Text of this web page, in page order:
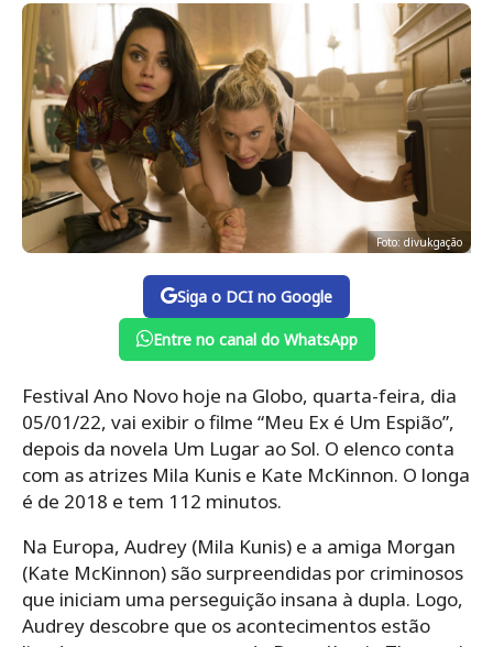
Foto: divukgação
Siga o DCI no Google
Entre no canal do WhatsApp
Festival Ano Novo hoje na Globo, quarta-feira, dia
05/01/22, vai exibir o filme “Meu Ex é Um Espião”,
depois da novela Um Lugar ao Sol. O elenco conta
com as atrizes Mila Kunis e Kate McKinnon. O longa
é de 2018 e tem 112 minutos.
Na Europa, Audrey (Mila Kunis) e a amiga Morgan
(Kate McKinnon) são surpreendidas por criminosos
que iniciam uma perseguição insana à dupla. Logo,
Audrey descobre que os acontecimentos estão